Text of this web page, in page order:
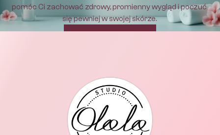
pomóc Ci zachować zdrowy, promienny wygląd i poczuć
się pewniej w swojej skórze.